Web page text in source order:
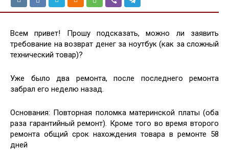
Всем привет! Прошу подсказать, можно ли заявить
требование на возврат денег за ноутбук (как за сложный
технический товар)?
Уже было два ремонта, после последнего ремонта
забрал его неделю назад.
Основания: Повторная поломка материнской платы (оба
раза гарантийный ремонт). Кроме того во время второго
ремонта общий срок нахождения товара в ремонте 58
дней